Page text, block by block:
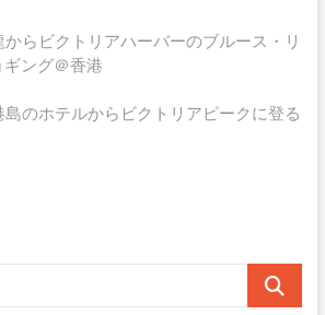
らビクトリアハーバーのブルース・リ
ング＠香港
島のホテルからビクトリアピークに登る